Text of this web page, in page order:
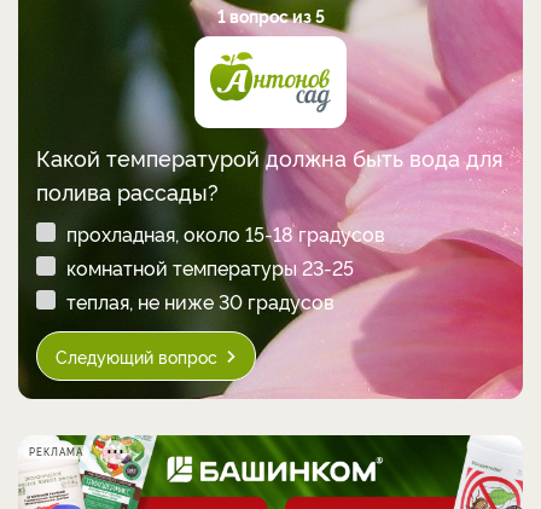
1 вопрос из 5
Какой температурой должна быть вода для
полива рассады?
прохладная, около 15-18 градусов
комнатной температуры 23-25
теплая, не ниже 30 градусов
Следующий вопрос
РЕКЛАМА